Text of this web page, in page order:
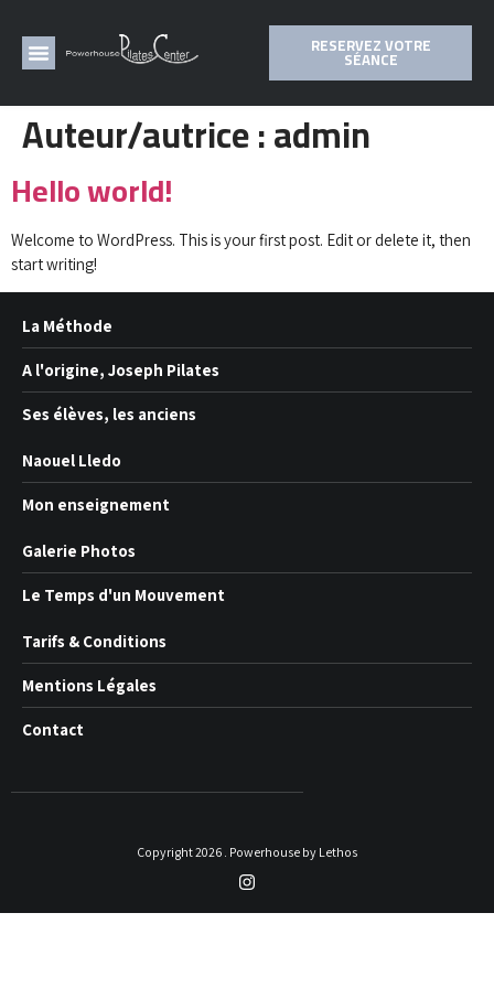
RESERVEZ VOTRE
SÉANCE
Auteur/autrice :admin
Hello world!
Welcome to WordPress. This is your first post. Edit or delete it, then
start writing!
La Méthode
A l'origine, Joseph Pilates
Ses élèves, les anciens
Naouel Lledo
Mon enseignement
Galerie Photos
Le Temps d'un Mouvement
Tarifs & Conditions
Mentions Légales
Contact
Copyright 2026 . Powerhouse by Lethos